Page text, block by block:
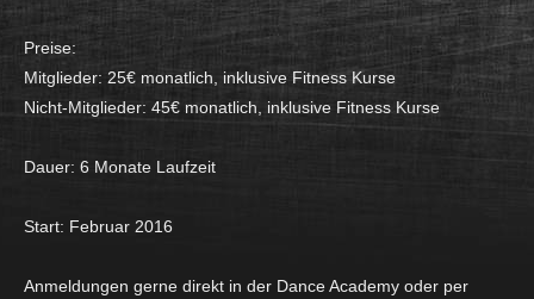
Preise:
Mitglieder: 25€ monatlich, inklusive Fitness Kurse
Nicht-Mitglieder: 45€ monatlich, inklusive Fitness Kurse
Dauer: 6 Monate Laufzeit
Start: Februar 2016
Anmeldungen gerne direkt in der Dance Academy oder per